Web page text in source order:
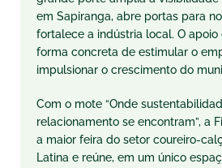
em Sapiranga, abre portas para
fortalece a indústria local. O apoio
forma concreta de estimular o
impulsionar o crescimento do
Com o mote “Onde
relacionamento se encontram”, a
a maior feira do setor coureiro-
Latina e reúne, em um único